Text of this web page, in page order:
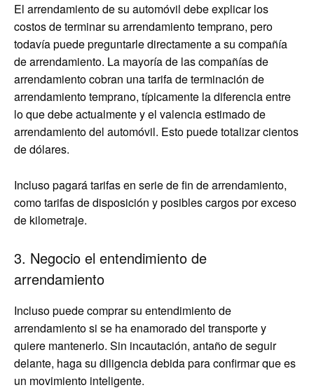
El arrendamiento de su automóvil debe explicar los
costos de terminar su arrendamiento temprano, pero
todavía puede preguntarle directamente a su compañía
de arrendamiento. La mayoría de las compañías de
arrendamiento cobran una tarifa de terminación de
arrendamiento temprano, típicamente la diferencia entre
lo que debe actualmente y el valencia estimado de
arrendamiento del automóvil. Esto puede totalizar cientos
de dólares.
Incluso pagará tarifas en serie de fin de arrendamiento,
como tarifas de disposición y posibles cargos por exceso
de kilometraje.
3. Negocio el entendimiento de
arrendamiento
Incluso puede comprar su entendimiento de
arrendamiento si se ha enamorado del transporte y
quiere mantenerlo. Sin incautación, antaño de seguir
delante, haga su diligencia debida para confirmar que es
un movimiento inteligente.